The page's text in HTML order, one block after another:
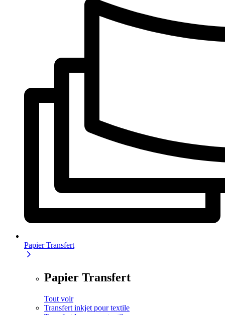
Papier Transfert
Papier Transfert
Tout voir
Transfert inkjet pour textile